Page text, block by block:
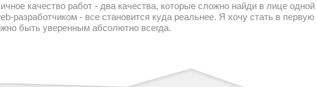
качество работ - два качества, которые сложно найди в лице
разработчиком - все становится куда реальнее. Я хочу стать в
быть уверенным абсолютно всегда.